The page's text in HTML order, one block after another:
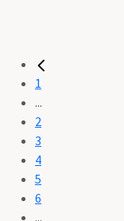
1
...
2
3
4
5
6
...